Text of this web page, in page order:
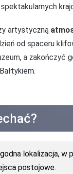
artystyczną
od spaceru
a zakończyć
lokalizacja, w
postojowe.